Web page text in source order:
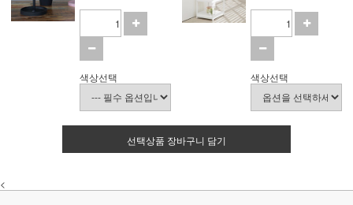
색상선택 색상선택
선택상품 장바구니 담기
<